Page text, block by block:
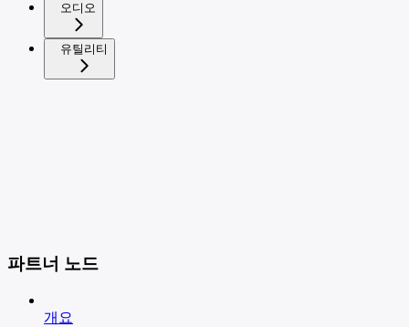
오디오
유틸리티
파트너 노드
개요